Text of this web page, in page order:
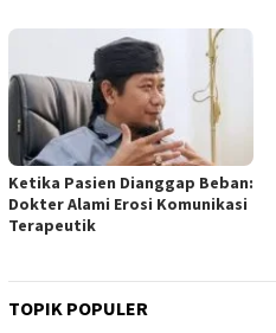
Ketika Pasien Dianggap Beban:
Dokter Alami Erosi Komunikasi
Terapeutik
TOPIK POPULER